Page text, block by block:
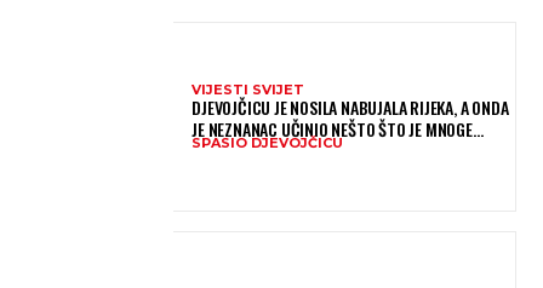
VIJESTI SVIJET
DJEVOJČICU JE NOSILA NABUJALA RIJEKA, A ONDA
JE NEZNANAC UČINIO NEŠTO ŠTO JE MNOGE
OSTAVILO BEZ RIJEČI
SPASIO DJEVOJČICU